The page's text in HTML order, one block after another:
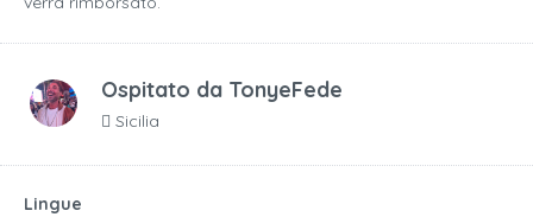
Ospitato da TonyeFede
Sicilia
Lingue